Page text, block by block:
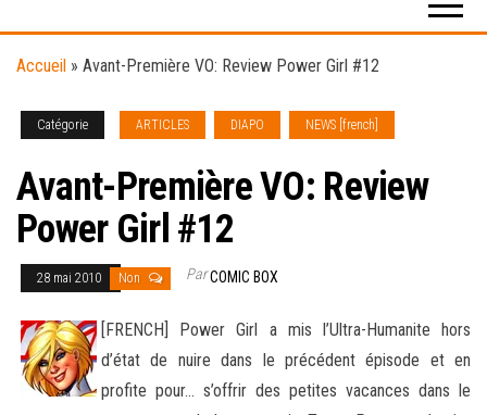
Accueil » Avant-Première VO: Review Power Girl #12
Catégorie ARTICLES DIAPO NEWS [french]
Avant-Première VO: Review
Power Girl #12
28 mai 2010 Non ParCOMIC BOX
[FRENCH] Power Girl a mis l’Ultra-Humanite hors
d’état de nuire dans le précédent épisode et en
profite pour… s’offrir des petites vacances dans le